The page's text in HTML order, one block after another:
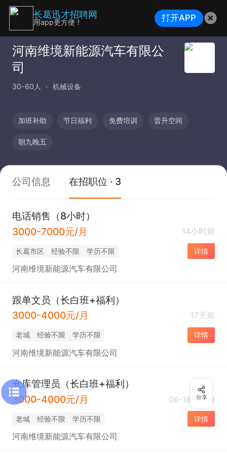
河南维境新能源汽车有限公
司
30-60人 机械设备
加班补助 节日福利 免费培训 晋升空间
朝九晚五
公司信息 在招职位 · 3
电话销售（8小时）
3000-7000元/月
14小时前
长葛市区 经验不限 学历不限 详情
河南维境新能源汽车有限公司
跟单文员（长白班+福利）
3000-4000元/月
17天前
老城 经验不限 学历不限 详情
河南维境新能源汽车有限公司
仓库管理员（长白班+福利）
3000-4000元/月
06-18 05:49
老城 经验不限 学历不限 详情
河南维境新能源汽车有限公司
分享
长葛迅才招聘网
用app更方便！ 打开APP